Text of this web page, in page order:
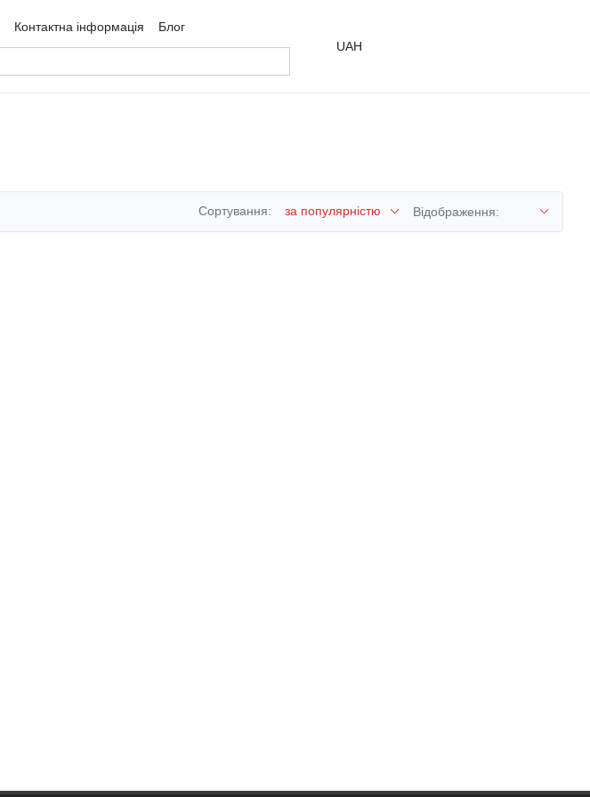
Контактна інформація
Блог
UAH
Сортування: за популярністю Відображення: